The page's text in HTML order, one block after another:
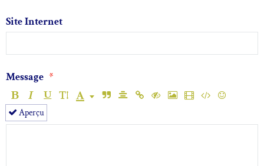
Site Internet
Message
Aperçu